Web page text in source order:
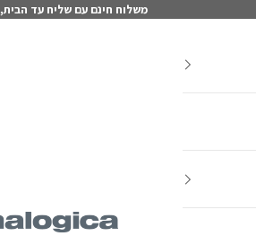
משלוח חינם עם שליח עד הבית,
Dermalogica IL